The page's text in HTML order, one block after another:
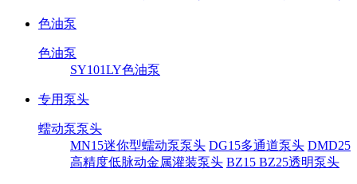
色油泵
色油泵
SY101LY色油泵
专用泵头
蠕动泵泵头
MN15迷你型蠕动泵泵头 DG15多通道泵头 DMD25
高精度低脉动金属灌装泵头 BZ15 BZ25透明泵头